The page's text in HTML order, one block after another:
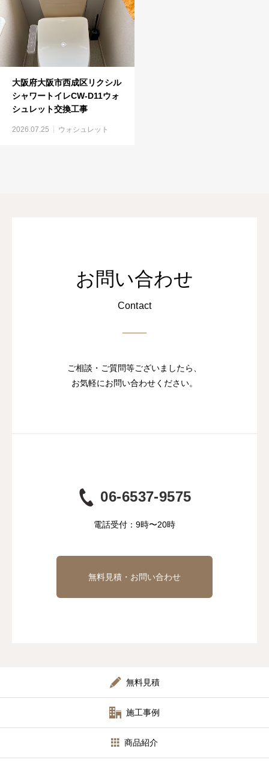
大阪府大阪市西成区リクシル
シャワートイレCW-D11ウォ
シュレット交換工事
2026.07.25 ウォシュレット
お問い合わせ
Contact
ご相談・ご質問等ございましたら、
お気軽にお問い合わせください。
06-6537-9575
電話受付：9時〜20時
無料見積・お問い合わせ
無料見積
施工事例
商品紹介